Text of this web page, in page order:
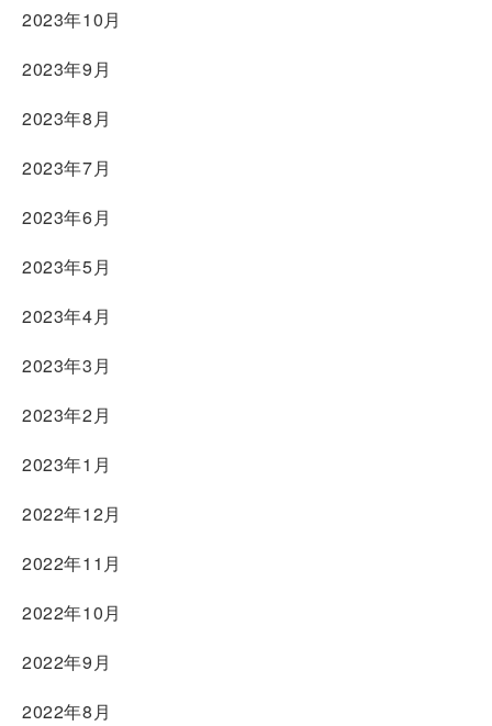
2023年10月
2023年9月
2023年8月
2023年7月
2023年6月
2023年5月
2023年4月
2023年3月
2023年2月
2023年1月
2022年12月
2022年11月
2022年10月
2022年9月
2022年8月